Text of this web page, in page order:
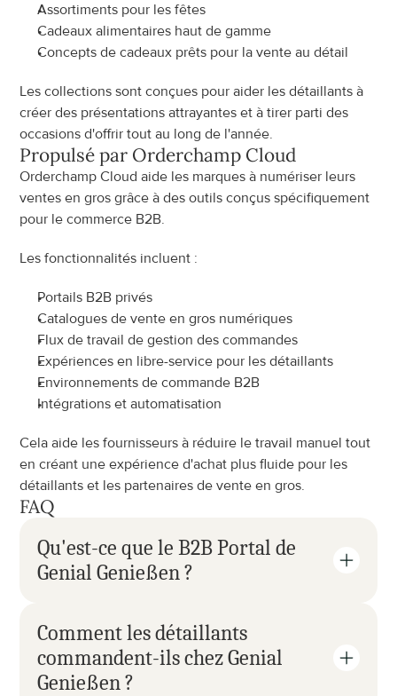
Assortiments pour les fêtes
Cadeaux alimentaires haut de gamme
Concepts de cadeaux prêts pour la vente au détail
Les collections sont conçues pour aider les détaillants à
créer des présentations attrayantes et à tirer parti des
occasions d'offrir tout au long de l'année.
Propulsé par Orderchamp Cloud
Orderchamp Cloud aide les marques à numériser leurs
ventes en gros grâce à des outils conçus spécifiquement
pour le commerce B2B.
Les fonctionnalités incluent :
Portails B2B privés
Catalogues de vente en gros numériques
Flux de travail de gestion des commandes
Expériences en libre-service pour les détaillants
Environnements de commande B2B
Intégrations et automatisation
Cela aide les fournisseurs à réduire le travail manuel tout
en créant une expérience d'achat plus fluide pour les
détaillants et les partenaires de vente en gros.
FAQ
Qu'est-ce que le B2B Portal de
Genial Genießen ?
Comment les détaillants
commandent-ils chez Genial
Genießen ?